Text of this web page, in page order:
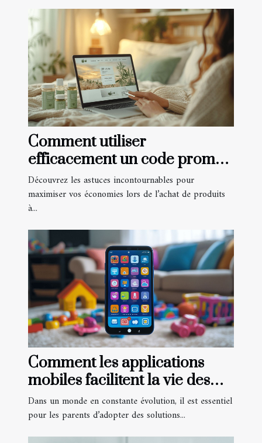
Comment utiliser
efficacement un code promo
pour les produits à base de
CBD
Découvrez les astuces incontournables pour
maximiser vos économies lors de l’achat de produits
à...
Comment les applications
mobiles facilitent la vie des
parents
Dans un monde en constante évolution, il est essentiel
pour les parents d’adopter des solutions...